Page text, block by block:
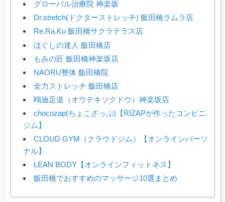
グローバル治療院 神楽坂
Dr.stretch(ドクターストレッチ) 飯田橋ラムラ店
Re.Ra.Ku 飯田橋サクラテラス店
ほぐしの達人 飯田橋店
もみの匠 飯田橋神楽坂店
NAORU整体 飯田橋院
全力ストレッチ 飯田橋店
鴎迪足道（オウテキソクドウ）神楽坂店
chocozap(ちょこざっぷ)【RIZAPが作ったコンビニ
ジム】
CLOUD GYM（クラウドジム）【オンラインパーソ
ナル】
LEAN BODY【オンラインフィットネス】
飯田橋でおすすめのマッサージ10選まとめ